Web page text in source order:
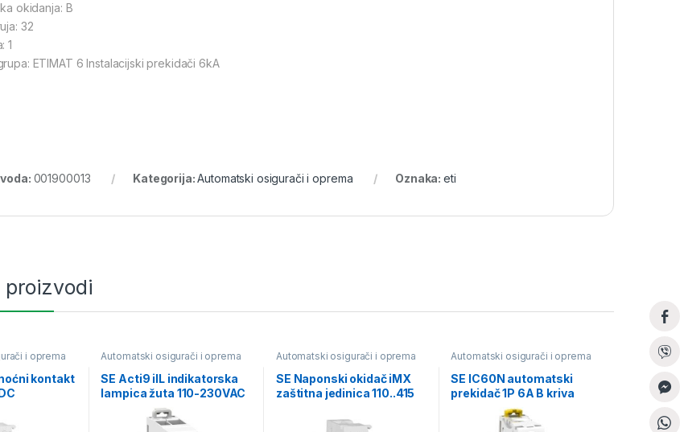
okidanja: B
32
1
ETIMAT 6 Instalacijski prekidači 6kA
001900013 Kategorija:Automatski osigurači i oprema Oznaka: eti
proizvodi
i oprema
kontakt
Automatski osigurači i oprema
SE Acti9 iIL indikatorska
lampica žuta 110-230VAC
Automatski osigurači i oprema
SE Naponski okidač iMX
zaštitna jedinica 110..415
Automatski osigurači i oprema
SE IC60N automatski
prekidač 1P 6A B kriva